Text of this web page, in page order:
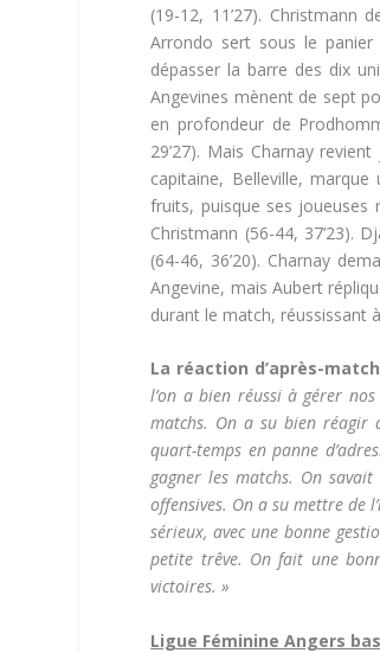
(19-12, 11’27). Christmann
Arrondo sert sous le panier
dépasser la barre des dix
Angevines mènent de sept
en profondeur de
29’27). Mais Charnay
capitaine, Belleville,
fruits, puisque ses joueuses
Christmann (56-44, 37’23).
(64-46, 36’20). Charnay
Angevine, mais Aubert
durant le match, réussissant
La réaction d’après-match
l’on a bien réussi à gérer
matchs. On a su bien réagir
quart-temps en panne
gagner les matchs. On
offensives. On a su mettre de
sérieux, avec une bonne
petite trêve. On fait une
victoires. »
Ligue Féminine Angers